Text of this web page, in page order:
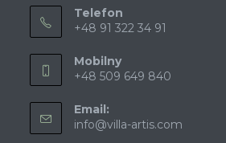
Telefon
+48 91 322 34 91
Mobilny
+48 509 649 840
Email:
info@villa-artis.com